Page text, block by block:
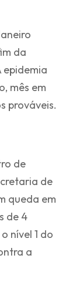
da
epidemia
mês em
prováveis.
de
de
queda em
de 4
nível 1 do
a